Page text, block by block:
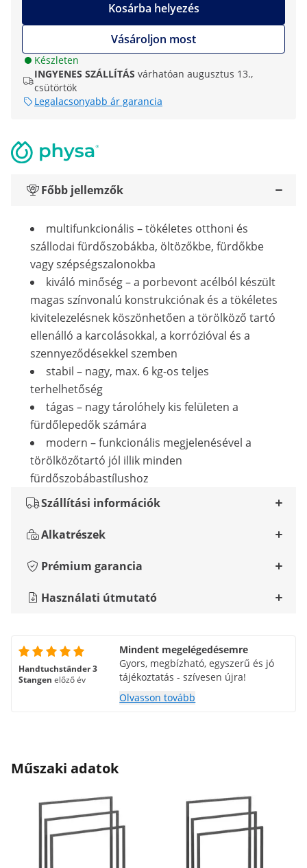
Kosárba helyezés
Vásároljon most
Készleten
INGYENES SZÁLLÍTÁS várhatóan augusztus 13.,
csütörtök
Legalacsonyabb ár garancia
Főbb jellemzők
multifunkcionális – tökéletes otthoni és
szállodai fürdőszobákba, öltözőkbe, fürdőkbe
vagy szépségszalonokba
kiváló minőség – a porbevont acélból készült
magas színvonalú konstrukciónak és a tökéletes
kivitelezelésnek köszönhetően a törölköző tartó
ellenálló a karcolásokkal, a korrózióval és a
szennyeződésekkel szemben
stabil – nagy, max. 6 kg-os teljes
terhelhetőség
tágas – nagy tárolóhely kis felületen a
fürdőlepedők számára
modern – funkcionális megjelenésével a
törölközőtartó jól illik minden
fürdőszobábastílushoz
Szállítási információk
Alkatrészek
Prémium garancia
Használati útmutató
Handtuchständer 3
Stangen előző év
Mindent megelégedésemre
Gyors, megbízható, egyszerű és jó
tájékoztatás - szívesen újra!
Olvasson tovább
Műszaki adatok